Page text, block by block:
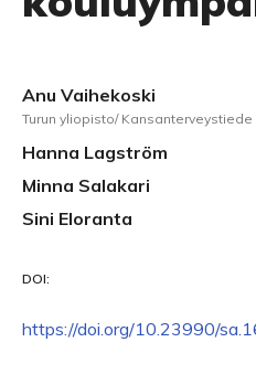
Anu Vaihekoski
Turun yliopisto/ Kansanterveystiede
Hanna Lagström
Minna Salakari
Sini Eloranta
DOI:
https://doi.org/10.23990/